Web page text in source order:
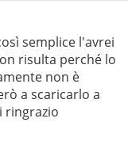
semplice l'avrei
risulta perché lo
non è
a scaricarlo a
ringrazio